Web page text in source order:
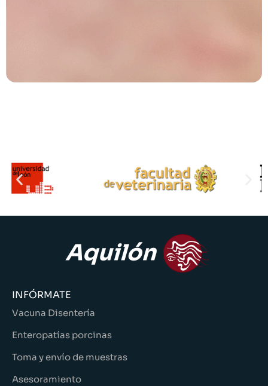
INFÓRMATE
Vacuna Disentería
Enteropatías porcinas
Toma y envío de muestras
Asesoramiento